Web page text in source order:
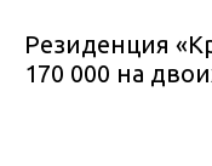
Резиденция
170 000 на